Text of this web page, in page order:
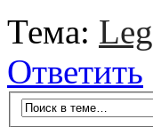
Тема:
Ответить